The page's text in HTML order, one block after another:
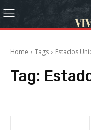
Home Tags Estados
Tag: